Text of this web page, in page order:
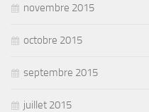
novembre 2015
octobre 2015
septembre 2015
juillet 2015